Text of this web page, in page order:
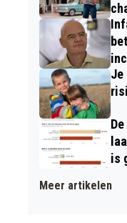
Je
is
Meer artikelen